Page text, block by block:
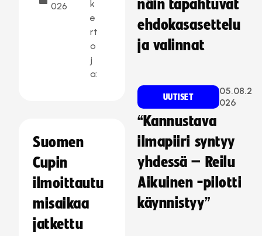
026
k
e
rt
o
j
a:
Suomen
Cupin
ilmoittautu
misaikaa
jatkettu
näin tapahtuvat
ehdokasasettelu
ja valinnat
UUTISET
05.08.2
026
“Kannustava
ilmapiiri syntyy
yhdessä – Reilu
Aikuinen -pilotti
käynnistyy”